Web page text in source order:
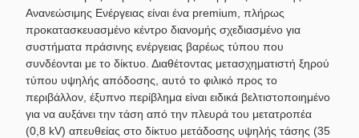
Ανανεώσιμης Ενέργειας είναι ένα premium, πλήρως
προκατασκευασμένο κέντρο διανομής σχεδιασμένο για
συστήματα πράσινης ενέργειας βαρέως τύπου που
συνδέονται με το δίκτυο. Διαθέτοντας μετασχηματιστή ξηρού
τύπου υψηλής απόδοσης, αυτό το φιλικό προς το
περιβάλλον, έξυπνο περίβλημα είναι ειδικά βελτιστοποιημένο
για να αυξάνει την τάση από την πλευρά του μετατροπέα
(0,8 kV) απευθείας στο δίκτυο μετάδοσης υψηλής τάσης (35